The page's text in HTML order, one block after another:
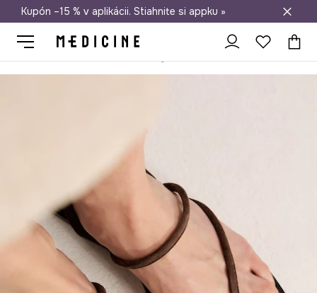
Doprava zadarmo od 50 €
Kupón –15 % v aplikácii. Stiahnite si appku »